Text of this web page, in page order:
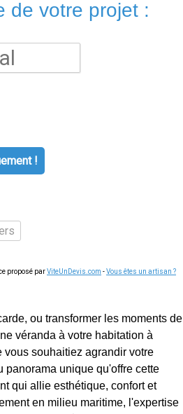
de votre projet :
!
proposé parViteUnDevis.com -Vous êtes un artisan ?
ou transformer les moments de
véranda à votre habitation à
souhaitiez agrandir votre
panorama unique qu'offre cette
qui allie esthétique, confort et
en milieu maritime, l'expertise